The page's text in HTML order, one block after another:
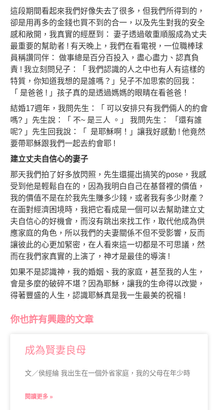
這段期間看起來我們好像失去了很多，但我們所得到的，
卻是用再多的金錢也買不到的合一，以及先生對我的安全
感和敞開，我真實的經歷到： 妻子透過敬重順服成為丈夫
最重要的幫助者 ! 有天晚上，我們在看電視，一位職棒球
員稱讚同伴： 做事總是百分百投入，盡心盡力、認真負
責 ! 我立刻問兒子：「 我們認識的人之中也有人有這樣的
特質，你知道我想的是誰嗎？」兒子不加思索的回我：
「 是爸爸 ! 」孩子真的是透過媽媽的眼睛在看爸爸！
結婚17週年，我問先生：「 可以安排只有我們倆人的約會
嗎? 」先生說：「 不~ 是三人 。」 我問先生： 「還有誰
呢? 」先生回我說：「 是耶穌啊！」讓我好感動 ! 他竟然
要帶耶穌跟我們一起去約會耶 !
建立丈夫自信心的妻子
那天我們拍了好多放閃照，先生還擺出搞笑的pose，我感
受到他是輕鬆自在的，因為我明白自己在基督裡的價值，
我的價值不是在於我先生賺多少錢，或者我有多少財產？
在面對經濟困境時，我把它看成是一個可以去幫助建立丈
夫自信心的好機會，而沒有跳出來找工作，取代他成為供
應家庭的角色，所以我們的夫妻關係不但不受影響，反而
讓彼此的心更加緊密，在人看來這一切都是不可思議，然
而在我們家真實的上演了，神才是最佳的導演 !
如果不是認識神，我的婚姻、我的家庭，甚至我的人生，
會是多麼的破碎不堪？因為耶穌，讓我的生命得以改變，
得著豐盛的人生，認識耶穌真是我一生最美的祝福 !
你也許有興趣的文章
成為賢妻良母
文／侯經綸 我出生在一個外省家庭，我的父母在年少時
閱讀更多 »